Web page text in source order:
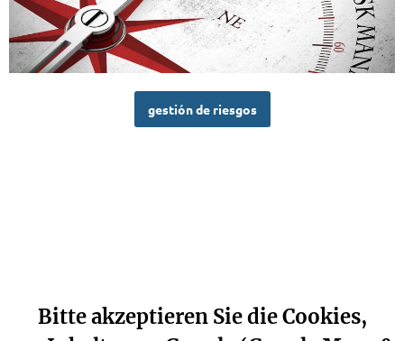
gestión de riesgos
Bitte akzeptieren Sie die Cookies,